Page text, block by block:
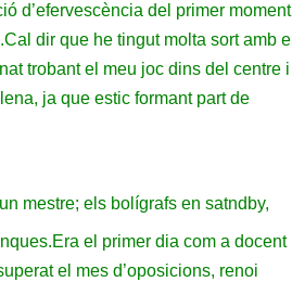
d’efervescència del primer moment
Cal dir que he tingut molta sort amb el
trobant el meu joc dins del centre i
ja que estic formant part de
mestre; els bolígrafs en satndby,
Era el primer dia com a docent
el mes d’oposicions, renoi